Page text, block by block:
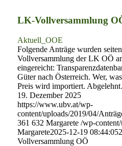
LK-Vollversammlung
Aktuell_OOE
Folgende Anträge wurden
Vollversammlung der LK OÖ
eingereicht:
Güter nach Österreich. Wer,
Preis wird importiert.
19. Dezember 2025
https://www.ubv.at/wp-
content/uploads/2019/04/
361 632 Margarete /wp-
Margarete2025-12-19 08:44:05
Vollversammlung OÖ